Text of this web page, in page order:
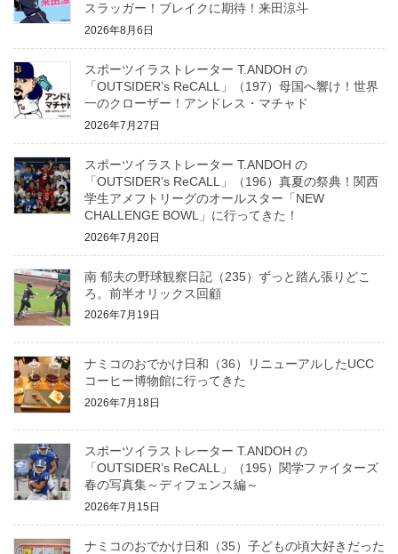
スラッガー！ブレイクに期待！来田涼斗
2026年8月6日
スポーツイラストレーター T.ANDOH の
「OUTSIDER’s ReCALL」（197）母国へ響け！世界
一のクローザー！アンドレス・マチャド
2026年7月27日
スポーツイラストレーター T.ANDOH の
「OUTSIDER’s ReCALL」（196）真夏の祭典！関西
学生アメフトリーグのオールスター「NEW
CHALLENGE BOWL」に行ってきた！
2026年7月20日
南 郁夫の野球観察日記（235）ずっと踏ん張りどこ
ろ。前半オリックス回顧
2026年7月19日
ナミコのおでかけ日和（36）リニューアルしたUCC
コーヒー博物館に行ってきた
2026年7月18日
スポーツイラストレーター T.ANDOH の
「OUTSIDER’s ReCALL」（195）関学ファイターズ
春の写真集～ディフェンス編～
2026年7月15日
ナミコのおでかけ日和（35）子どもの頃大好きだった